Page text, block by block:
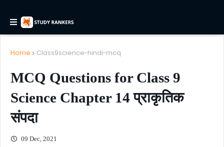
Home Class9science-hindi-mcq
MCQ Questions for Class 9
Science Chapter 14 प्राकृतिक
संपदा
09 Dec, 2021